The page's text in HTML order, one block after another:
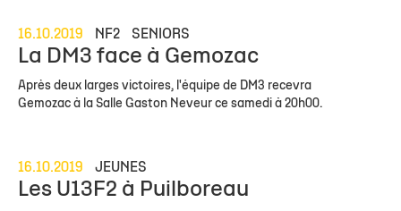
16.10.2019 NF2 SENIORS
La DM3 face à Gemozac
Après deux larges victoires, l'équipe de DM3 recevra
Gemozac à la Salle Gaston Neveur ce samedi à 20h00.
16.10.2019 JEUNES
Les U13F2 à Puilboreau